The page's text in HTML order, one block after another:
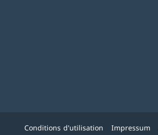
Conditions d'utilisation Impressum